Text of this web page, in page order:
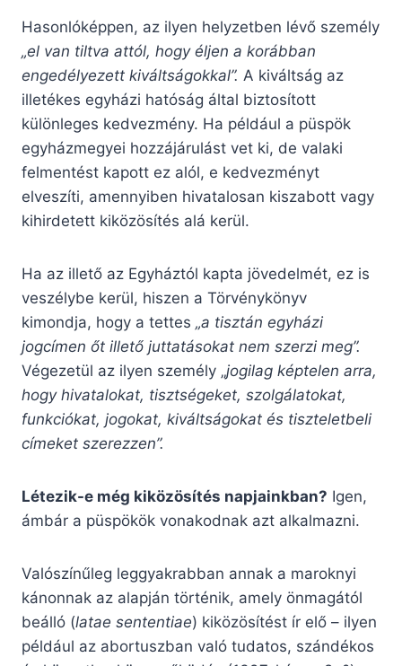
Hasonlóképpen, az ilyen helyzetben lévő személy
„el van tiltva attól, hogy éljen a korábban
engedélyezett kiváltságokkal”. A kiváltság az
illetékes egyházi hatóság által biztosított
különleges kedvezmény. Ha például a püspök
egyházmegyei hozzájárulást vet ki, de valaki
felmentést kapott ez alól, e kedvezményt
elveszíti, amennyiben hivatalosan kiszabott vagy
kihirdetett kiközösítés alá kerül.
Ha az illető az Egyháztól kapta jövedelmét, ez is
veszélybe kerül, hiszen a Törvénykönyv
kimondja, hogy a tettes „a tisztán egyházi
jogcímen őt illető juttatásokat nem szerzi meg”.
Végezetül az ilyen személy „jogilag képtelen arra,
hogy hivatalokat, tisztségeket, szolgálatokat,
funkciókat, jogokat, kiváltságokat és tiszteletbeli
címeket szerezzen”.
Létezik-e még kiközösítés napjainkban? Igen,
ámbár a püspökök vonakodnak azt alkalmazni.
Valószínűleg leggyakrabban annak a maroknyi
kánonnak az alapján történik, amely önmagától
beálló (latae sententiae) kiközösítést ír elő – ilyen
például az abortuszban való tudatos, szándékos